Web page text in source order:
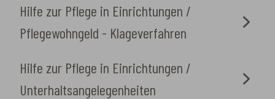
Hilfe zur Pflege in Einrichtungen /
Pflegewohngeld - Klageverfahren
Hilfe zur Pflege in Einrichtungen /
Unterhaltsangelegenheiten